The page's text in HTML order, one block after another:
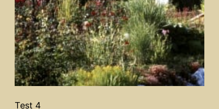
Test 4